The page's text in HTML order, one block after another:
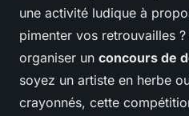
une activité ludique à
pimenter vos retrouvailles
organiser un concours de
soyez un artiste en herbe
crayonnés, cette